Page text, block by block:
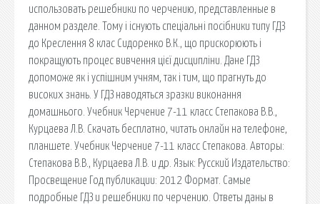
использовать решебники по черчению, представленные в
данном разделе. Тому і існують спеціальні посібники типу ГДЗ
до Креслення 8 клас Сидоренко В.К., що прискорюють і
покращують процес вивчення цієї дисципліни. Дане ГДЗ
допоможе як і успішним учням, так і тим, що прагнуть до
високих знань. У ГДЗ наводяться зразки виконання
домашнього. Учебник Черчение 7-11 класс Степакова В.В.,
Курцаева Л.В. Скачать бесплатно, читать онлайн на телефоне,
планшете. Учебник Черчение 7-11 класс Степакова. Авторы:
Степакова В.В., Курцаева Л.В. и др. Язык: Русский Издательство:
Просвещение Год публикации: 2012 Формат. Самые
подробные ГДЗ и решебники по черчению. Ответы даны в